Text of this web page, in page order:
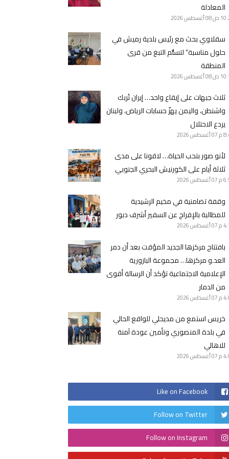
المعادلة
ص 08 أغسطس 2026
سقلاوي بحث مع رئيس بلدية رميش في
حلول مناسبة” لتسلُّم التبغ من قرى
المنطقة
ص 08 أغسطس 2026
ثلاث جبهات على إيقاع واحد… إيران تُربك
واشنطن، واليمن يهزّ حسابات الرياض، ولبنان
يردع الاحتلال
م 07 أغسطس 2026
لأنو صور بتحب الحياة… لاقونا على مدى
ثلاثة أيام على الكورنيش البحري الجنوبي
م 07 أغسطس 2026
وقفة تضامنية في مخيم الرشيدية
للمطالبة بالإفراج عن السفير أشرف دبور
م 07 أغسطس 2026
بافتتاح مركزها الجديد المؤقت بعد أن دمر
العد.و مركزها… مجموعة البازورية
الإعلامية الاجتماعية تؤكد أن الرسالة أقوى
من الدمار
م 07 أغسطس 2026
خريس استمع من مديحلي للواقع الحالي
في بلدة المنصوري وتأمين عودة آمنة
للاهالي
م 07 أغسطس 2026
Like on Facebook
Follow on Twitter
Follow on Instagram